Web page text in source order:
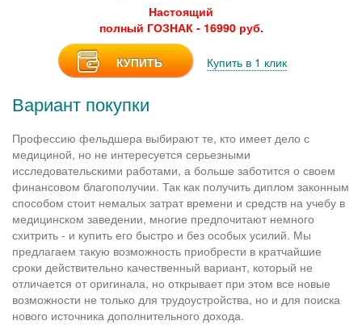
Настоящий
полный ГОЗНАК - 16990 руб.
КУПИТЬ Купить в 1 клик
Вариант покупки
Профессию фельдшера выбирают те, кто имеет дело с
медициной, но не интересуется серьезными
исследовательскими работами, а больше заботится о своем
финансовом благополучии. Так как получить диплом законным
способом стоит немалых затрат времени и средств на учебу в
медицинском заведении, многие предпочитают немного
схитрить - и купить его быстро и без особых усилий. Мы
предлагаем такую возможность приобрести в кратчайшие
сроки действительно качественный вариант, который не
отличается от оригинала, но открывает при этом все новые
возможности не только для трудоустройства, но и для поиска
нового источника дополнительного дохода.